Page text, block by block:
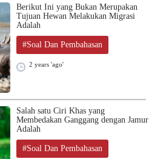
Berikut Ini yang Bukan Merupakan
Tujuan Hewan Melakukan Migrasi
Adalah
#Soal Dan Pembahasan
2 years 'ago'
Salah satu Ciri Khas yang
Membedakan Ganggang dengan Jamur
Adalah
#Soal Dan Pembahasan